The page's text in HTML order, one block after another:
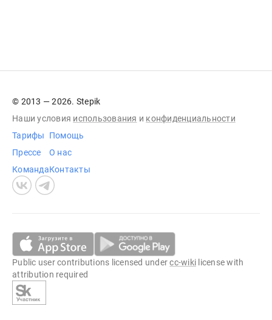
© 2013 — 2026. Stepik
Наши условия использования и конфиденциальности
Тарифы
Прессе
Команда
Помощь
О нас
Контакты
Public user contributions licensed undercc-wiki license with
attribution required